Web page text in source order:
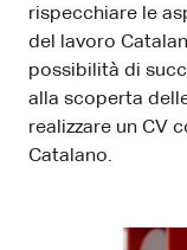
rispecchiare le
del lavoro
possibilità di
alla scoperta
realizzare un CV
Catalano.